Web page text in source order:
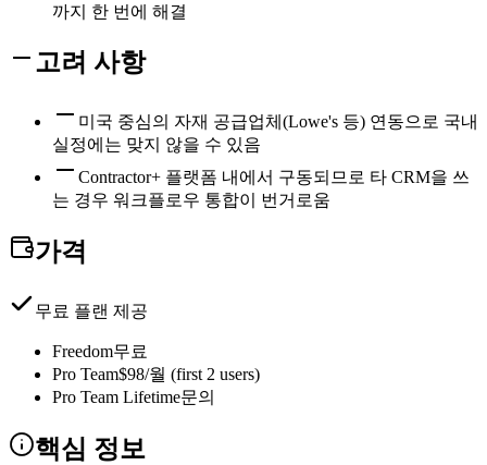
까지 한 번에 해결
고려 사항
미국 중심의 자재 공급업체(Lowe's 등) 연동으로 국내
실정에는 맞지 않을 수 있음
Contractor+ 플랫폼 내에서 구동되므로 타 CRM을 쓰
는 경우 워크플로우 통합이 번거로움
가격
무료 플랜 제공
Freedom무료
Pro Team$98/월 (first 2 users)
Pro Team Lifetime문의
핵심 정보